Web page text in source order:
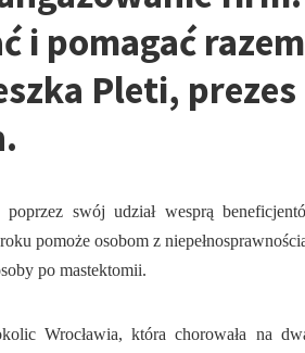
i pomagać razem
Pleti,
swój udział wesprą
pomoże osobom z
po mastektomii.
Wrocławia, która chorowała na